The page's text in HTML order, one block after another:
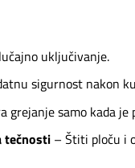
uključivanje.
sigurnost nakon
samo kada je
tečnosti– Štiti ploču i